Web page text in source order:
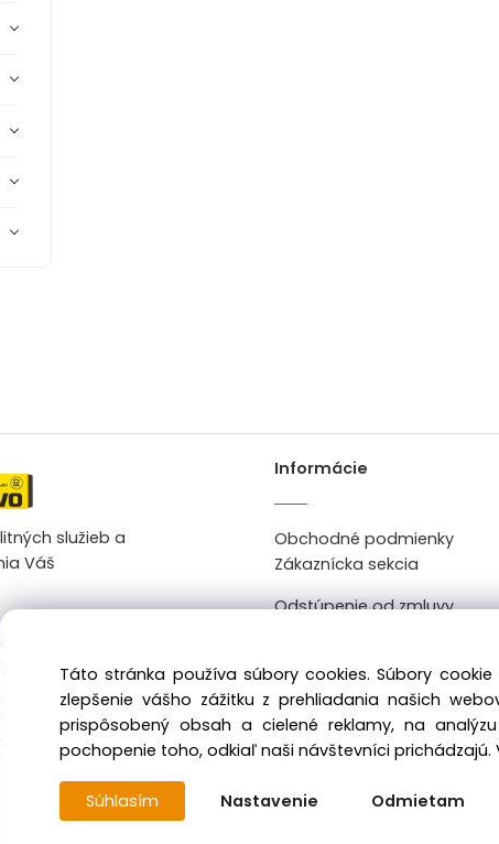
služieb a
Váš
našej činnosti
na
tovar
a
Informácie
Obchodné podmienky
Zákaznícka sekcia
Odstúpenie od zmluvy
Táto stránka používa súbory cookies. Súbory
zlepšenie vášho zážitku z prehliadania našich
prispôsobený obsah a cielené reklamy, na
pochopenie toho, odkiaľ naši návštevníci prichádzajú.
Súhlasím Nastavenie Odmietam